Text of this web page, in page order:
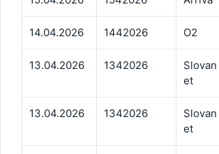
14.04.2026 1442026 O2
13.04.2026 1342026
Slovan
et
13.04.2026 1342026
Slovan
et